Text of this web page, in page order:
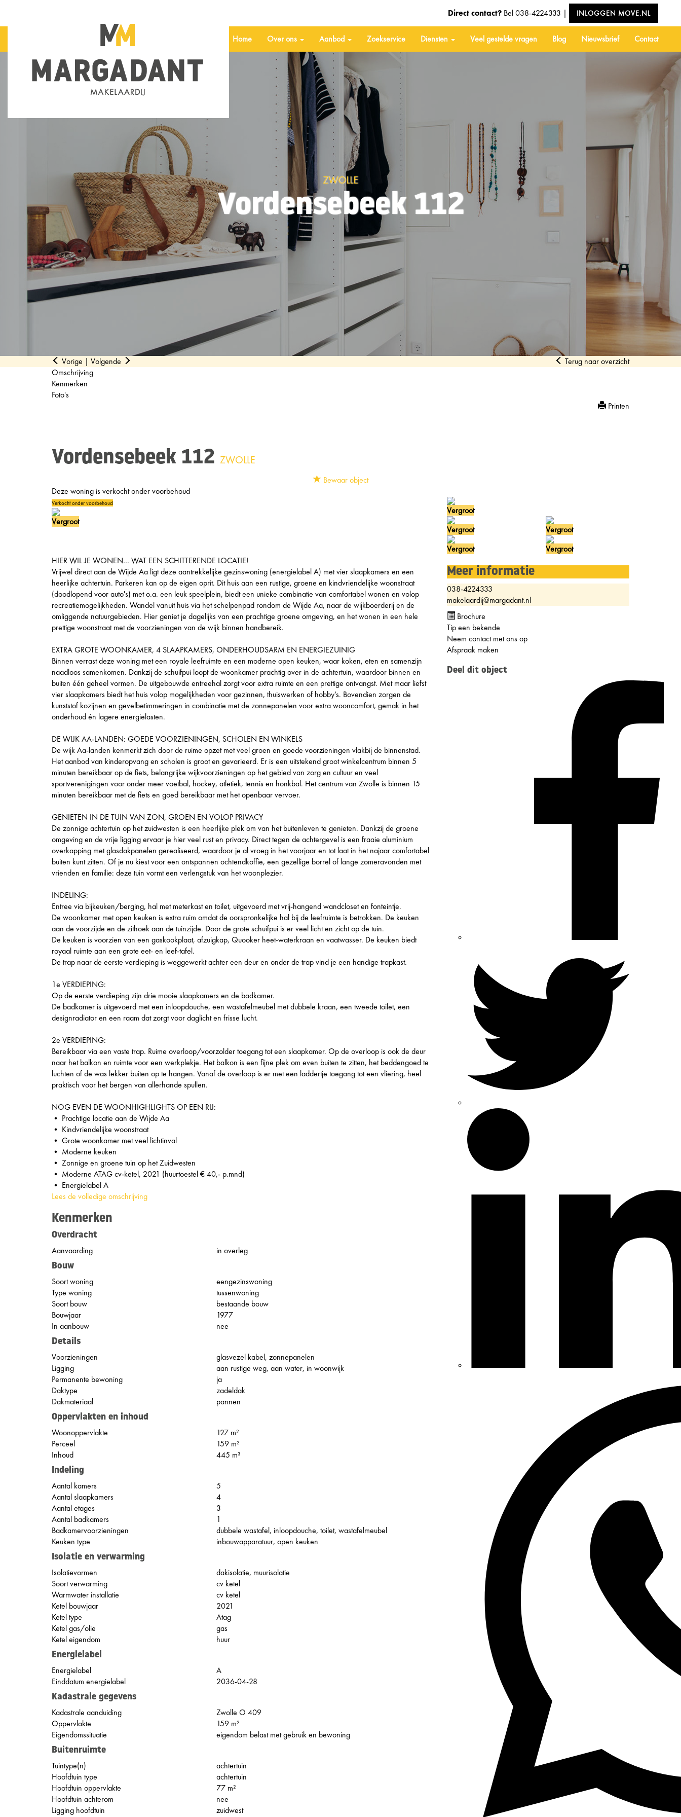
Direct contact? Bel038-4224333 | INLOGGEN MOVE.NL
Home Over ons Aanbod Zoekservice Diensten Veel gestelde vragen Blog Nieuwsbrief Contact
Vordensebeek 112
ZWOLLE
Vorige | Volgende
Terug naar overzicht
Omschrijving
Kenmerken
Foto's
Printen
Vordensebeek 112 ZWOLLE
Bewaar object
Deze woning is verkocht onder voorbehoud
Verkocht onder voorbehoud
Vergroot
Vergroot
Vergroot
Vergroot
Vergroot
Vergroot
HIER WIL JE WONEN… WAT EEN SCHITTERENDE LOCATIE!
Vrijwel direct aan de Wijde Aa ligt deze aantrekkelijke gezinswoning (energielabel A) met vier slaapkamers en een
heerlijke achtertuin. Parkeren kan op de eigen oprit. Dit huis aan een rustige, groene en kindvriendelijke woonstraat
(doodlopend voor auto's) met o.a. een leuk speelplein, biedt een unieke combinatie van comfortabel wonen en volop
recreatiemogelijkheden. Wandel vanuit huis via het schelpenpad rondom de Wijde Aa, naar de wijkboerderij en de
omliggende natuurgebieden. Hier geniet je dagelijks van een prachtige groene omgeving, en het wonen in een hele
prettige woonstraat met de voorzieningen van de wijk binnen handbereik.
EXTRA GROTE WOONKAMER, 4 SLAAPKAMERS, ONDERHOUDSARM EN ENERGIEZUINIG
Binnen verrast deze woning met een royale leefruimte en een moderne open keuken, waar koken, eten en samenzijn
naadloos samenkomen. Dankzij de schuifpui loopt de woonkamer prachtig over in de achtertuin, waardoor binnen en
buiten één geheel vormen. De uitgebouwde entreehal zorgt voor extra ruimte en een prettige ontvangst. Met maar liefst
vier slaapkamers biedt het huis volop mogelijkheden voor gezinnen, thuiswerken of hobby’s. Bovendien zorgen de
kunststof kozijnen en gevelbetimmeringen in combinatie met de zonnepanelen voor extra wooncomfort, gemak in het
onderhoud én lagere energielasten.
DE WIJK AA-LANDEN: GOEDE VOORZIENINGEN, SCHOLEN EN WINKELS
De wijk Aa-landen kenmerkt zich door de ruime opzet met veel groen en goede voorzieningen vlakbij de binnenstad.
Het aanbod van kinderopvang en scholen is groot en gevarieerd. Er is een uitstekend groot winkelcentrum binnen 5
minuten bereikbaar op de fiets, belangrijke wijkvoorzieningen op het gebied van zorg en cultuur en veel
sportverenigingen voor onder meer voetbal, hockey, atletiek, tennis en honkbal. Het centrum van Zwolle is binnen 15
minuten bereikbaar met de fiets en goed bereikbaar met het openbaar vervoer.
GENIETEN IN DE TUIN VAN ZON, GROEN EN VOLOP PRIVACY
De zonnige achtertuin op het zuidwesten is een heerlijke plek om van het buitenleven te genieten. Dankzij de groene
omgeving en de vrije ligging ervaar je hier veel rust en privacy. Direct tegen de achtergevel is een fraaie aluminium
overkapping met glasdakpanelen gerealiseerd, waardoor je al vroeg in het voorjaar en tot laat in het najaar comfortabel
buiten kunt zitten. Of je nu kiest voor een ontspannen ochtendkoffie, een gezellige borrel of lange zomeravonden met
vrienden en familie: deze tuin vormt een verlengstuk van het woonplezier.
INDELING:
Entree via bijkeuken/berging, hal met meterkast en toilet, uitgevoerd met vrij-hangend wandcloset en fonteintje.
De woonkamer met open keuken is extra ruim omdat de oorspronkelijke hal bij de leefruimte is betrokken. De keuken
aan de voorzijde en de zithoek aan de tuinzijde. Door de grote schuifpui is er veel licht en zicht op de tuin.
De keuken is voorzien van een gaskookplaat, afzuigkap, Quooker heet-waterkraan en vaatwasser. De keuken biedt
royaal ruimte aan een grote eet- en leef-tafel.
De trap naar de eerste verdieping is weggewerkt achter een deur en onder de trap vind je een handige trapkast.
1e VERDIEPING:
Op de eerste verdieping zijn drie mooie slaapkamers en de badkamer.
De badkamer is uitgevoerd met een inloopdouche, een wastafelmeubel met dubbele kraan, een tweede toilet, een
designradiator en een raam dat zorgt voor daglicht en frisse lucht.
2e VERDIEPING:
Bereikbaar via een vaste trap. Ruime overloop/voorzolder toegang tot een slaapkamer. Op de overloop is ook de deur
naar het balkon en ruimte voor een werkplekje. Het balkon is een fijne plek om even buiten te zitten, het beddengoed te
luchten of de was lekker buiten op te hangen. Vanaf de overloop is er met een laddertje toegang tot een vliering, heel
praktisch voor het bergen van allerhande spullen.
NOG EVEN DE WOONHIGHLIGHTS OP EEN RIJ:
• Prachtige locatie aan de Wijde Aa
• Kindvriendelijke woonstraat
• Grote woonkamer met veel lichtinval
• Moderne keuken
• Zonnige en groene tuin op het Zuidwesten
• Moderne ATAG cv-ketel, 2021 (huurtoestel € 40,- p.mnd)
• Energielabel A
Lees de volledige omschrijving
Kenmerken
Overdracht
Aanvaarding in overleg
Bouw
Soort woning
eengezinswoning
Type woning
tussenwoning
Soort bouw
bestaande bouw
Bouwjaar
1977
In aanbouw
nee
Details
Voorzieningen
glasvezel kabel, zonnepanelen
Ligging
aan rustige weg, aan water, in woonwijk
Permanente bewoning
ja
Daktype
zadeldak
Dakmateriaal
pannen
Oppervlakten en inhoud
Woonoppervlakte
127 m²
Perceel
159 m²
Inhoud
445 m³
Indeling
Aantal kamers
5
Aantal slaapkamers
4
Aantal etages
3
Aantal badkamers
1
Badkamervoorzieningen
dubbele wastafel, inloopdouche, toilet, wastafelmeubel
Keuken type
inbouwapparatuur, open keuken
Isolatie en verwarming
Isolatievormen
dakisolatie, muurisolatie
Soort verwarming
cv ketel
Warmwater installatie
cv ketel
Ketel bouwjaar
2021
Ketel type
Atag
Ketel gas/olie
gas
Ketel eigendom
huur
Energielabel
Energielabel
A
Einddatum energielabel
2036-04-28
Kadastrale gegevens
Kadastrale aanduiding
Zwolle O 409
Oppervlakte
159 m²
Eigendomssituatie
eigendom belast met gebruik en bewoning
Buitenruimte
Tuintype(n)
achtertuin
Hoofdtuin type
achtertuin
Hoofdtuin oppervlakte
77 m²
Hoofdtuin achterom
nee
Ligging hoofdtuin
zuidwest
Meer informatie
038-4224333
makelaardij@margadant.nl
Brochure
Tip een bekende
Neem contact met ons op
Afspraak maken
Deel dit object